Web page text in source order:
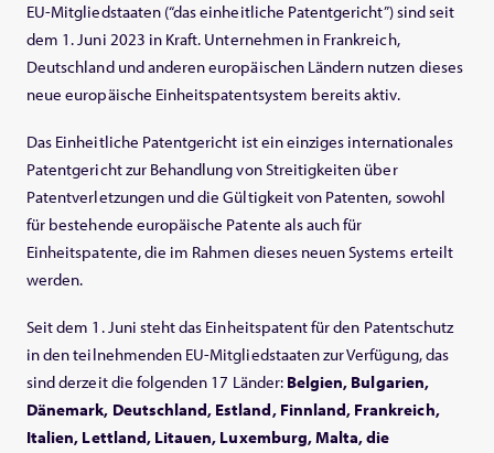
EU-Mitgliedstaaten (“das einheitliche Patentgericht”) sind seit
dem 1. Juni 2023 in Kraft. Unternehmen in Frankreich,
Deutschland und anderen europäischen Ländern nutzen dieses
neue europäische Einheitspatentsystem bereits aktiv.
Das Einheitliche Patentgericht ist ein einziges internationales
Patentgericht zur Behandlung von Streitigkeiten über
Patentverletzungen und die Gültigkeit von Patenten, sowohl
für bestehende europäische Patente als auch für
Einheitspatente, die im Rahmen dieses neuen Systems erteilt
werden.
Seit dem 1. Juni steht das Einheitspatent für den Patentschutz
in den teilnehmenden EU-Mitgliedstaaten zur Verfügung, das
sind derzeit die folgenden 17 Länder: Belgien, Bulgarien,
Dänemark, Deutschland, Estland, Finnland, Frankreich,
Italien, Lettland, Litauen, Luxemburg, Malta, die